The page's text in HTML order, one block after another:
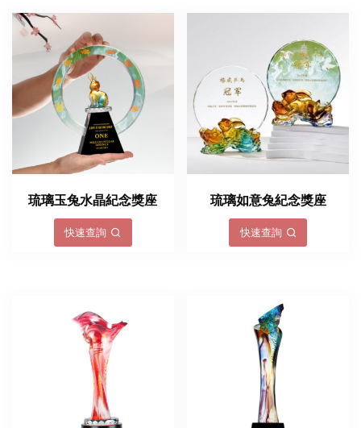
琉璃玉兔水晶紀念獎座
快速查詢
琉璃如意兔紀念獎座
快速查詢